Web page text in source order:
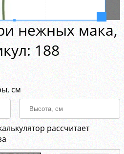
нежных мака,
188
см
рассчитает